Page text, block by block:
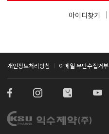
아이디찾기
개인정보처리방침 이메일 무단수집거부